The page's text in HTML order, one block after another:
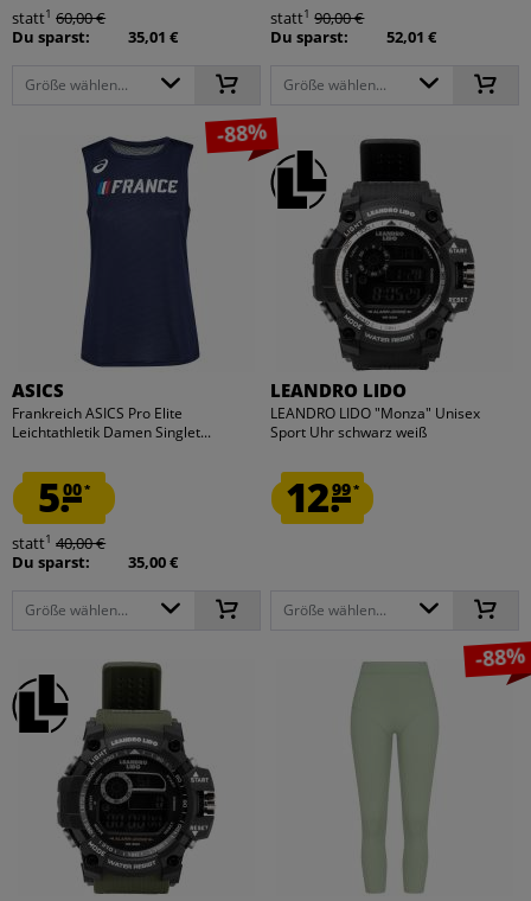
statt1 60,00 €
Du sparst:
35,01 €
Größe wählen...
statt1 90,00 €
Du sparst:
52,01 €
Größe wählen...
-88%
ASICS
Frankreich ASICS Pro Elite
Leichtathletik Damen Singlet...
5.00*
statt1 40,00 €
Du sparst:
35,00 €
Größe wählen...
LEANDRO LIDO
LEANDRO LIDO "Monza" Unisex
Sport Uhr schwarz weiß
12.99*
Größe wählen...
-88%